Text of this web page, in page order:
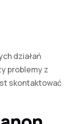
działań
problemy z
skontaktować